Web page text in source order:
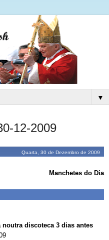
▼
12-2009
Quarta, 30 de Dezembro de 2009
Manchetes do Dia
noutra discoteca 3 dias antes